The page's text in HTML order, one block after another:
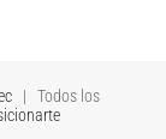
| Todos los